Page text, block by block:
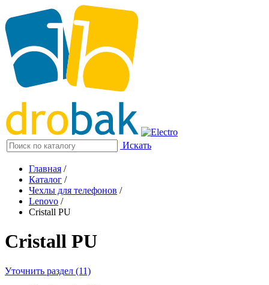
Искать
Главная /
Каталог /
Чехлы для телефонов /
Lenovo /
Cristall PU
Cristall PU
Уточнить раздел (11)